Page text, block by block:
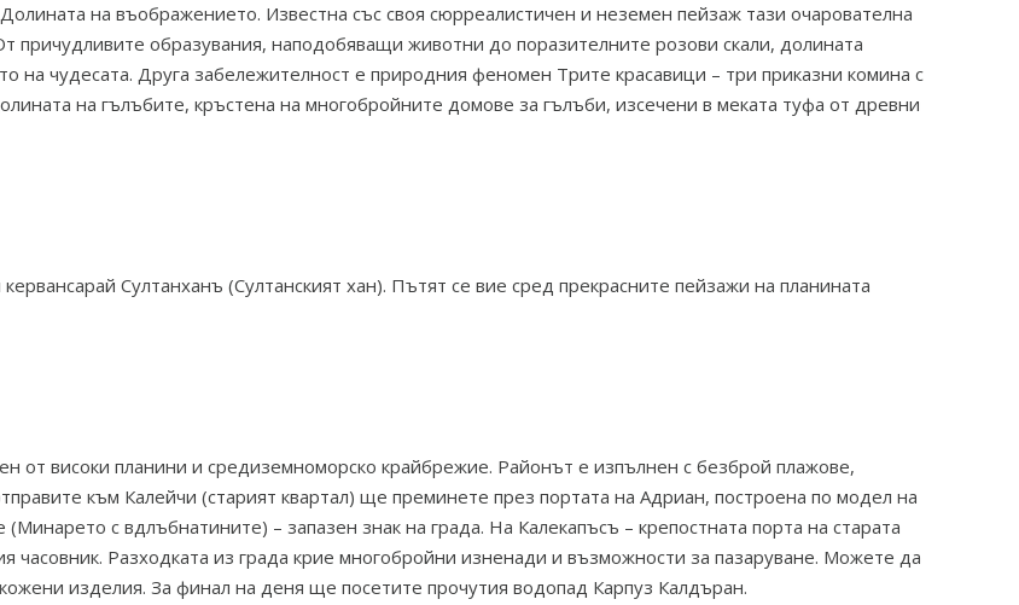
на въображението. Известна със своя сюрреалистичен и неземен пейзаж тази очарователна
причудливите образувания, наподобяващи животни до поразителните розови скали, долината
на чудесата. Друга забележителност е природния феномен Трите красавици – три приказни комина с
на гълъбите, кръстена на многобройните домове за гълъби, изсечени в меката туфа от древни
Султанханъ (Султанският хан). Пътят се вие сред прекрасните пейзажи на планината
от високи планини и средиземноморско крайбрежие. Районът е изпълнен с безброй плажове,
към Калейчи (старият квартал) ще преминете през портата на Адриан, построена по модел на
с вдлъбнатините) – запазен знак на града. На Калекапъсъ – крепостната порта на старата
часовник. Разходката из града крие многобройни изненади и възможности за пазаруване. Можете да
изделия. За финал на деня ще посетите прочутия водопад Карпуз Калдъран.